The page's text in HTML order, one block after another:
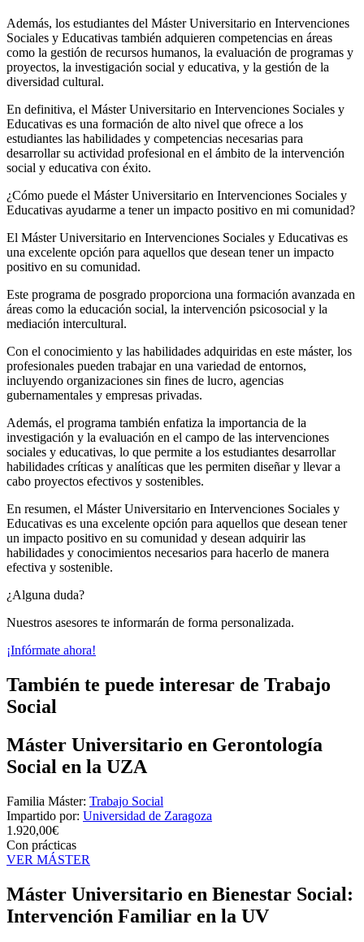
Además, los estudiantes del Máster Universitario en Intervenciones
Sociales y Educativas también adquieren competencias en áreas
como la gestión de recursos humanos, la evaluación de programas y
proyectos, la investigación social y educativa, y la gestión de la
diversidad cultural.
En definitiva, el Máster Universitario en Intervenciones Sociales y
Educativas es una formación de alto nivel que ofrece a los
estudiantes las habilidades y competencias necesarias para
desarrollar su actividad profesional en el ámbito de la intervención
social y educativa con éxito.
¿Cómo puede el Máster Universitario en Intervenciones Sociales y
Educativas ayudarme a tener un impacto positivo en mi comunidad?
El Máster Universitario en Intervenciones Sociales y Educativas es
una excelente opción para aquellos que desean tener un impacto
positivo en su comunidad.
Este programa de posgrado proporciona una formación avanzada en
áreas como la educación social, la intervención psicosocial y la
mediación intercultural.
Con el conocimiento y las habilidades adquiridas en este máster, los
profesionales pueden trabajar en una variedad de entornos,
incluyendo organizaciones sin fines de lucro, agencias
gubernamentales y empresas privadas.
Además, el programa también enfatiza la importancia de la
investigación y la evaluación en el campo de las intervenciones
sociales y educativas, lo que permite a los estudiantes desarrollar
habilidades críticas y analíticas que les permiten diseñar y llevar a
cabo proyectos efectivos y sostenibles.
En resumen, el Máster Universitario en Intervenciones Sociales y
Educativas es una excelente opción para aquellos que desean tener
un impacto positivo en su comunidad y desean adquirir las
habilidades y conocimientos necesarios para hacerlo de manera
efectiva y sostenible.
¿Alguna duda?
Nuestros asesores te informarán de forma personalizada.
¡Infórmate ahora!
También te puede interesar de Trabajo
Social
Máster Universitario en Gerontología
Social en la UZA
Familia Máster: Trabajo Social
Impartido por: Universidad de Zaragoza
1.920,00€
Con prácticas
VER MÁSTER
Máster Universitario en Bienestar Social:
Intervención Familiar en la UV